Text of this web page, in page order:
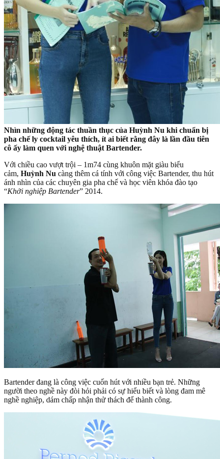
Nhìn những động tác thuần thục của Huỳnh Nu khi chuẩn bị
pha chế ly cocktail yêu thích, ít ai biết rằng đây là lần đầu tiên
cô ấy làm quen với nghệ thuật Bartender.
Với chiều cao vượt trội – 1m74 cùng khuôn mặt giàu biểu
cảm, Huỳnh Nu càng thêm cá tính với công việc Bartender, thu hút
ánh nhìn của các chuyên gia pha chế và học viên khóa đào tạo
“Khởi nghiệp Bartender” 2014.
Bartender đang là công việc cuốn hút với nhiều bạn trẻ. Những
người theo nghề này đòi hỏi phải có sự hiểu biết và lòng đam mê
nghề nghiệp, dám chấp nhận thử thách để thành công.